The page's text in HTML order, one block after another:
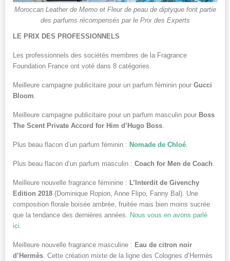
Moroccan Leather de Memo et Fleur de peau de diptyque font partie
des parfums récompensés par le Prix des Experts
LE PRIX DES PROFESSIONNELS
Les professionnels des sociétés membres de la Fragrance
Foundation France ont voté dans 8 catégories.
Meilleure campagne publicitaire pour un parfum féminin pour Gucci
Bloom
Meilleure campagne publicitaire pour un parfum masculin pour Boss
The Scent Private Accord for Him d’Hugo Boss
Plus beau flacon d’un parfum féminin : Nomade de Chloé
Plus beau flacon d’un parfum masculin : Coach for Men de Coach
Meilleure nouvelle fragrance féminine : L’Interdit de Givenchy
Edition 2018 (Dominique Ropion, Anne Flipo, Fanny Bal). Une
composition florale boisée ambrée, fruitée mais bien moins sucrée
que la tendance des dernières années.
Nous vous en avons parlé
ici
Meilleure nouvelle fragrance masculine : Eau de citron noir
d’Hermès . Cette création mixte de la ligne des Colognes d’Hermès